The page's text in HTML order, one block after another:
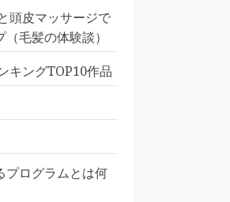
頭皮マッサージで
毛髪の体験談）
キングTOP10作品
プログラムとは何